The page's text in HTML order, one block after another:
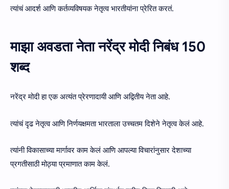
त्यांचं आदर्श आणि कर्तव्यविषयक नेतृत्व भारतीयांना प्रेरित करतं.
माझा अवडता नेता नरेंद्र मोदी निबंध 150
शब्द
नरेंद्र मोदी हा एक अत्यंत प्रेरणादायी आणि अद्वितीय नेता आहे.
त्यांचं दृढ नेतृत्व आणि निर्णयक्षमता भारताला उच्चतम दिशेने नेतृत्व केलं आहे.
त्यांनी विकासाच्या मार्गावर काम केलं आणि आपल्या विचारांनुसार देशाच्या
प्रगतीसाठी मोठ्या प्रमाणात काम केलं.